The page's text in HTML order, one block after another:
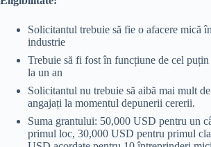
Solicitantul trebuie să fie o afacere mică
industrie
Trebuie să fi fost în funcțiune de cel puțin
la un an
Solicitantul nu trebuie să aibă mai mult
angajați la momentul depunerii cererii.
Suma grantului: 50,000 USD pentru un
primul loc, 30,000 USD pentru primul